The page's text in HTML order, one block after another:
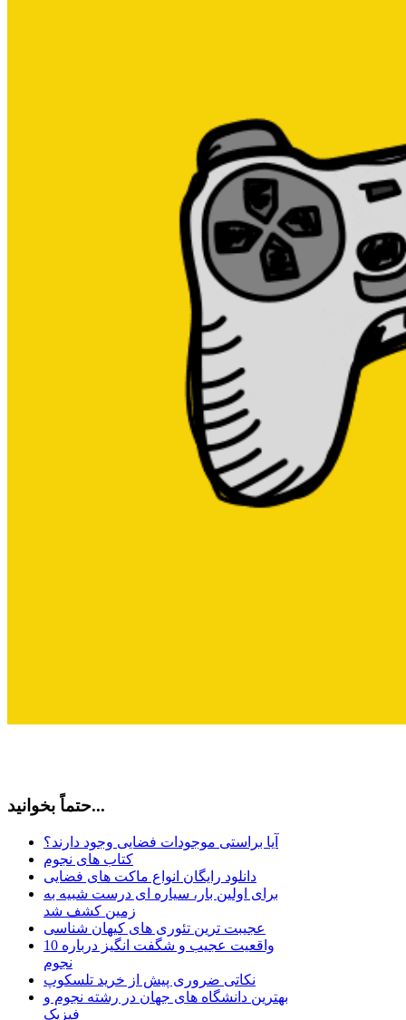
حتماً بخوانید...
آیا براستی موجودات فضایی وجود دارند؟
کتاب های نجوم
دانلود رایگان انواع ماکت های فضایی
برای اولین بار، سیاره ای درست شبیه به
زمین کشف شد
عجیبت ترین تئوری های کیهان شناسی
10 واقعیت عجیب و شگفت انگیز درباره
نجوم
نکاتی ضروری پیش از خرید تلسکوپ
بهترین دانشگاه های جهان در رشته نجوم و
فیزیک